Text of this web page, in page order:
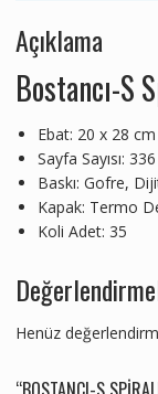
Açıklama
Bostancı-S
Ebat: 20 x 28
Sayfa Sayısı: 336
Baskı: Gofre,
Kapak: Termo
Koli Adet: 35
Henüz